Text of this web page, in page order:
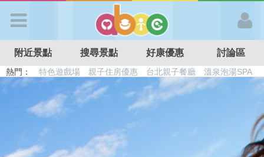
APP登入
首 頁
搜尋景點
附近景點 搜尋景點 好康優惠 討論區
熱門： 特色遊戲場 親子住房優惠 台北親子餐廳
溫泉泡湯SPA
溜滑梯民宿
觀光工廠 日本親子景點